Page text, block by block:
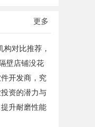
更多
构对比推荐，
壁店铺没花
开发商，究
资的潜力与
升耐磨性能